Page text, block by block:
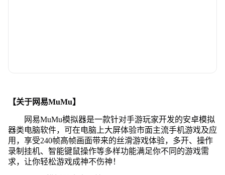
【关于网易MuMu】
网易MuMu模拟器是一款针对手游玩家开发的安卓模拟
器类电脑软件，可在电脑上大屏体验市面主流手机游戏及应
用，享受240帧高帧画面带来的丝滑游戏体验，多开、操作
录制挂机、智能键鼠操作等多样功能满足你不同的游戏需
求，让你轻松游戏成神不伤神！